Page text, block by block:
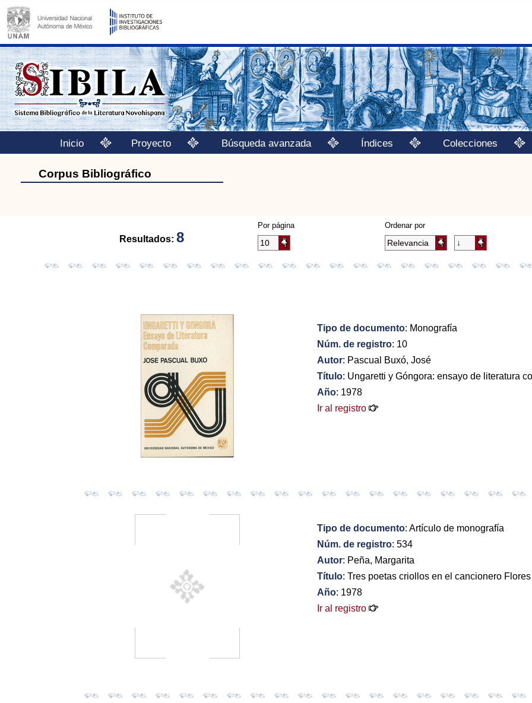
Inicio Proyecto Búsqueda avanzada Índices Colecciones
Corpus Bibliográfico
Resultados:8
Ordenar por
Por página
Tipo de documento: Monografía
Núm. de registro: 10
Autor: Pascual Buxó, José
Título: Ungaretti y Góngora: ensayo de literatura
Año: 1978
Ir al registro
Tipo de documento: Artículo de monografía
Núm. de registro: 534
Autor: Peña, Margarita
Título: Tres poetas criollos en el cancionero
Año: 1978
Ir al registro